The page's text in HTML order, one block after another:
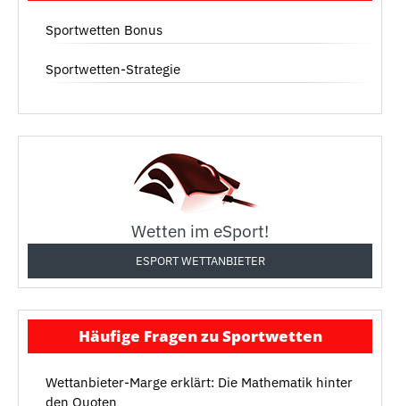
Sportwetten Bonus
Sportwetten-Strategie
Wetten im eSport!
ESPORT WETTANBIETER
Häufige Fragen zu Sportwetten
Wettanbieter-Marge erklärt: Die Mathematik hinter
den Quoten